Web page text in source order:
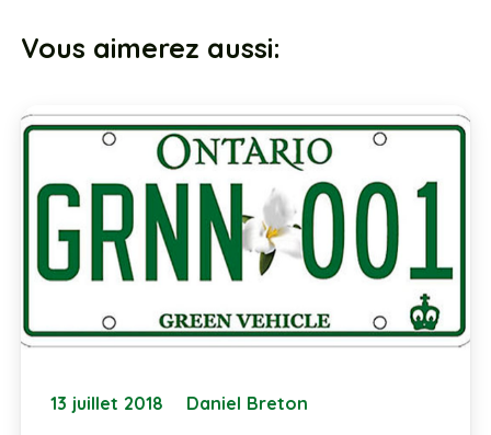
Vous aimerez aussi:
13 juillet 2018 Daniel Breton